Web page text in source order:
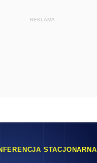
REKLAMA
STACJONARNA